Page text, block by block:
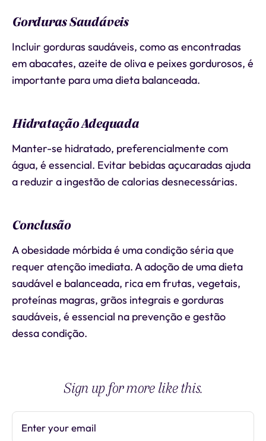
Gorduras Saudáveis
Incluir gorduras saudáveis, como as encontradas
em abacates, azeite de oliva e peixes gordurosos, é
importante para uma dieta balanceada.
Hidratação Adequada
Manter-se hidratado, preferencialmente com
água, é essencial. Evitar bebidas açucaradas ajuda
a reduzir a ingestão de calorias desnecessárias.
Conclusão
A obesidade mórbida é uma condição séria que
requer atenção imediata. A adoção de uma dieta
saudável e balanceada, rica em frutas, vegetais,
proteínas magras, grãos integrais e gorduras
saudáveis, é essencial na prevenção e gestão
dessa condição.
Sign up for more like this.
Enter your email